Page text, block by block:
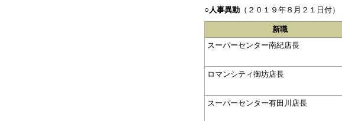
○人事異動（２０１９年８月２１日付）
新職
スーパーセンター南紀店長
ロマンシティ御坊店長
スーパーセンター有田川店長